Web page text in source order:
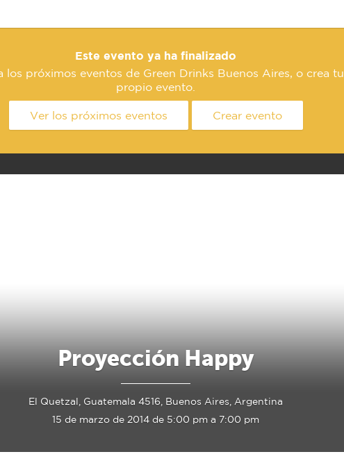
Este evento ya ha finalizado
los próximos eventos de Green Drinks Buenos Aires, o crea tu
propio evento.
Ver los próximos eventos Crear evento
Proyección Happy
El Quetzal, Guatemala 4516, Buenos Aires, Argentina
15 de marzo de 2014 de 5:00 pm a 7:00 pm